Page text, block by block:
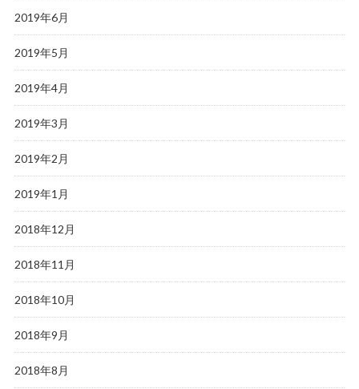
2019年6月
2019年5月
2019年4月
2019年3月
2019年2月
2019年1月
2018年12月
2018年11月
2018年10月
2018年9月
2018年8月